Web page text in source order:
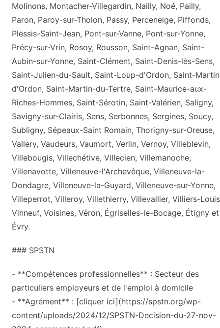
Molinons, Montacher-Villegardin, Nailly, Noé, Pailly,
Paron, Paroy-sur-Tholon, Passy, Perceneige, Piffonds,
Plessis-Saint-Jean, Pont-sur-Vanne, Pont-sur-Yonne,
Précy-sur-Vrin, Rosoy, Rousson, Saint-Agnan, Saint-
Aubin-sur-Yonne, Saint-Clément, Saint-Denis-lès-Sens,
Saint-Julien-du-Sault, Saint-Loup-d'Ordon, Saint-
d'Ordon, Saint-Martin-du-Tertre, Saint-Maurice-aux-
Riches-Hommes, Saint-Sérotin, Saint-Valérien, Saligny,
Savigny-sur-Clairis, Sens, Serbonnes, Sergines, Soucy,
Subligny, Sépeaux-Saint Romain, Thorigny-sur-Oreuse,
Vallery, Vaudeurs, Vaumort, Verlin, Vernoy, Villeblevin,
Villebougis, Villechétive, Villecien, Villemanoche,
Villenavotte, Villeneuve-l'Archevêque, Villeneuve-la-
Dondagre, Villeneuve-la-Guyard, Villeneuve-sur-Yonne,
Villeperrot, Villeroy, Villethierry, Villevallier, Villiers-
Vinneuf, Voisines, Véron, Égriselles-le-Bocage, Étigny et
Évry.
### SPSTN
- **Compétences professionnelles** : Secteur des
particuliers employeurs et de l'emploi à domicile
- **Agrément** : [cliquer ici](https://spstn.org/wp-
content/uploads/2024/12/SPSTN-Decision-du-27-nov-